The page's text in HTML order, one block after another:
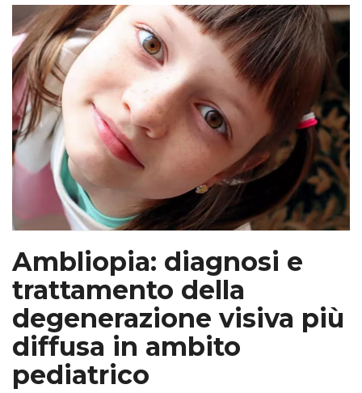
Ambliopia: diagnosi e
trattamento della
degenerazione visiva più
diffusa in ambito
pediatrico